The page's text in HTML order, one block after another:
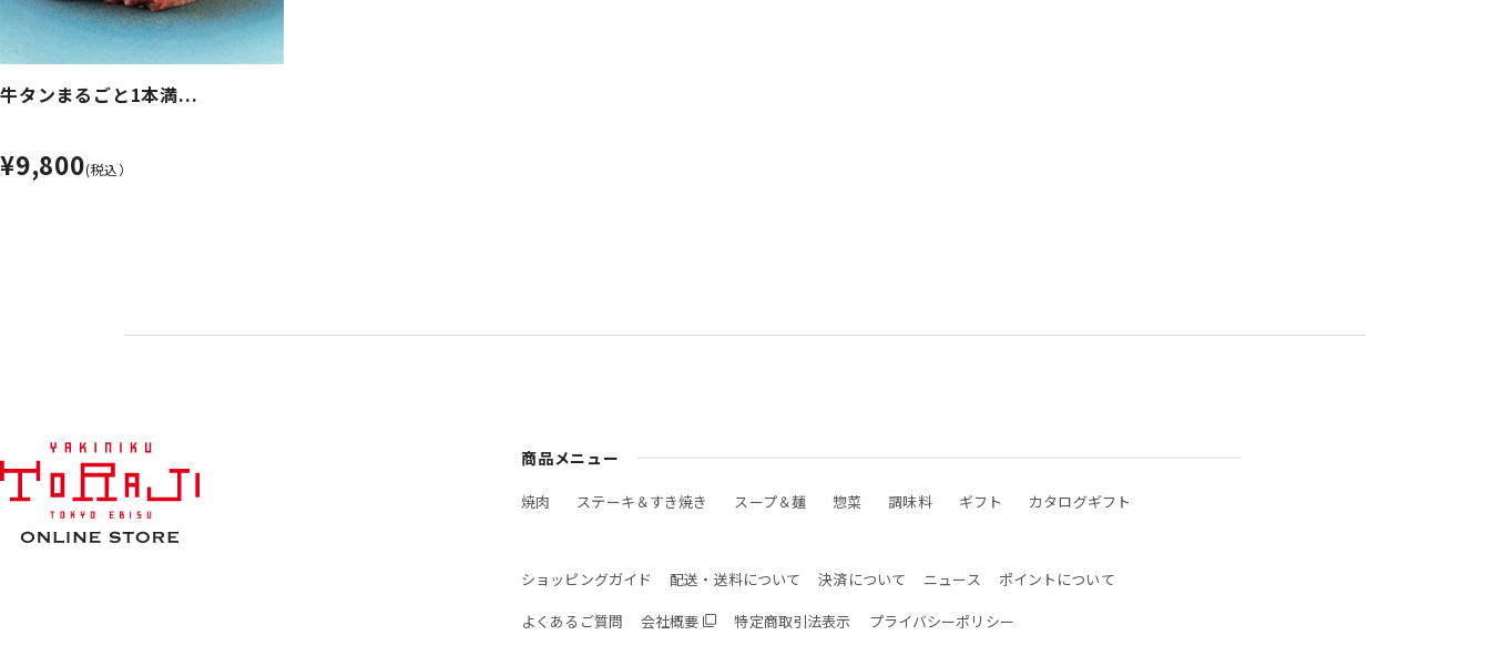
牛タンまるごと1本満...
¥9,800(税込）
商品メニュー
焼肉 ステーキ＆すき焼き スープ＆麺 惣菜 調味料 ギフト カタログギフト
ショッピングガイド 配送・送料について 決済について ニュース
ポイントについて
よくあるご質問
会社概要 特定商取引法表示 プライバシーポリシー